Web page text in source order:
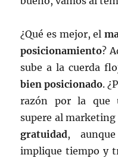
¿Qué es mejor, el
posicionamiento?
sube a la cuerda
bien posicionado.
razón por la que
supere al marketing
gratuidad,
implique tiempo y